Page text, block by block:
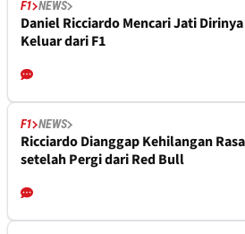
F1 NEWS
Daniel Ricciardo Mencari Jati
Keluar dari F1
F1 NEWS
Ricciardo Dianggap Kehilangan
setelah Pergi dari Red Bull